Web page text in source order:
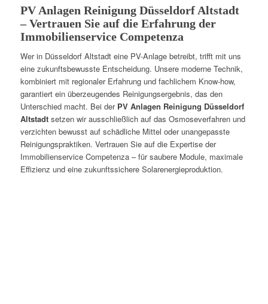
PV Anlagen Reinigung Düsseldorf Altstadt
– Vertrauen Sie auf die Erfahrung der
Immobilienservice Competenza
Wer in Düsseldorf Altstadt eine PV-Anlage betreibt, trifft mit uns
eine zukunftsbewusste Entscheidung. Unsere moderne Technik,
kombiniert mit regionaler Erfahrung und fachlichem Know-how,
garantiert ein überzeugendes Reinigungsergebnis, das den
Unterschied macht. Bei der PV Anlagen Reinigung Düsseldorf
Altstadtsetzen wir ausschließlich auf das Osmoseverfahren und
verzichten bewusst auf schädliche Mittel oder unangepasste
Reinigungspraktiken. Vertrauen Sie auf die Expertise der
Immobilienservice Competenza – für saubere Module, maximale
Effizienz und eine zukunftssichere Solarenergieproduktion.